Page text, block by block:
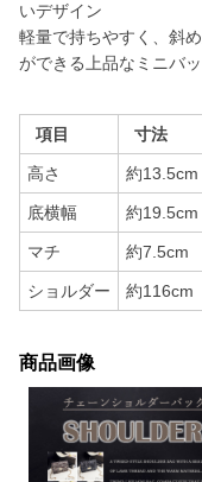
いデザイン
軽量で持ちやすく、斜
ができる上品なミニバ
項目 寸法
高さ 約13.5cm
底横幅 約19.5cm
マチ 約7.5cm
ショルダー 約116cm
商品画像